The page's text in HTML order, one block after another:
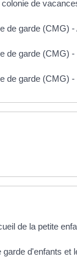
de
de garde (CMG)
de garde (CMG)
de garde (CMG)
de la petite
d'enfants et